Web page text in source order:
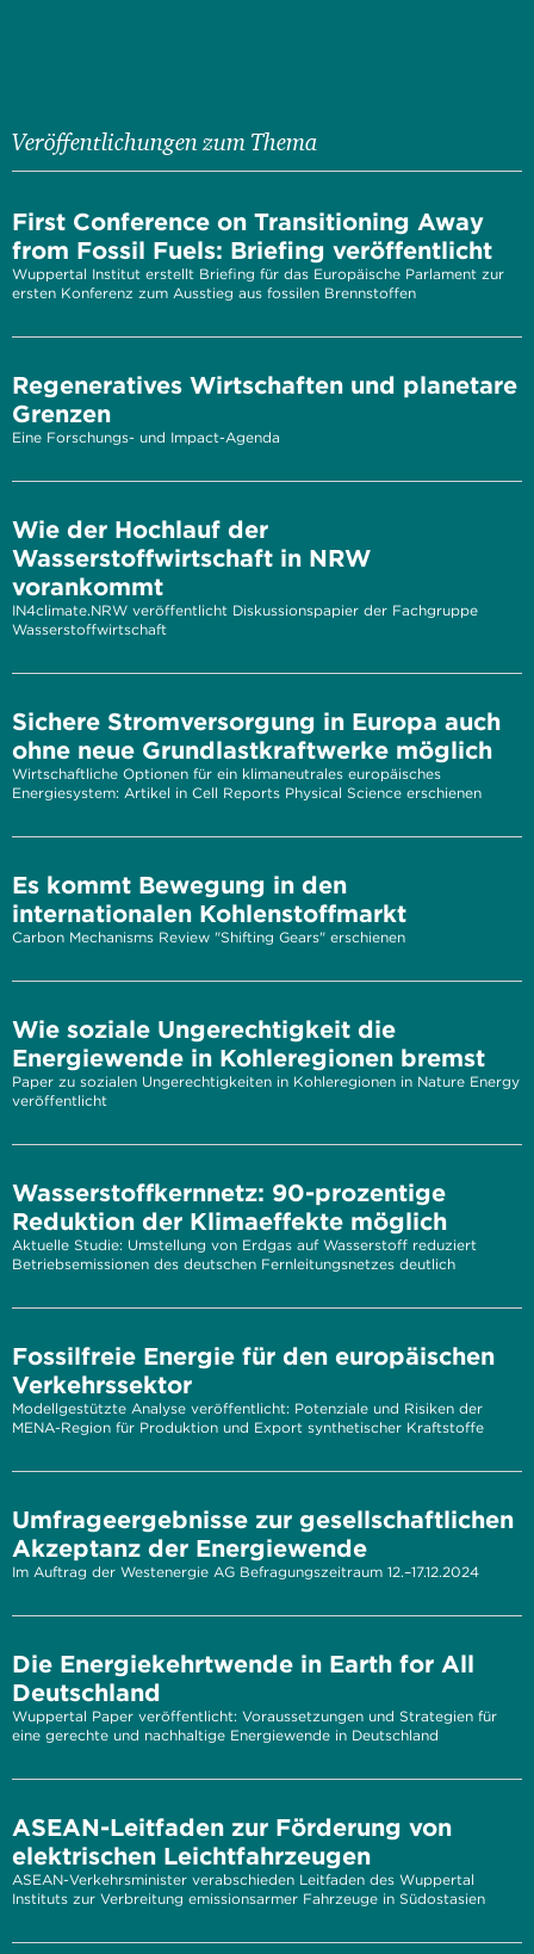
Veröffentlichungen zum Thema
First Conference on Transitioning Away
from Fossil Fuels: Briefing veröffentlicht
Wuppertal Institut erstellt Briefing für das Europäische Parlament zur
ersten Konferenz zum Ausstieg aus fossilen Brennstoffen
Regeneratives Wirtschaften und planetare
Grenzen
Eine Forschungs- und Impact-Agenda
Wie der Hochlauf der
Wasserstoffwirtschaft in NRW
vorankommt
IN4climate.NRW veröffentlicht Diskussionspapier der Fachgruppe
Wasserstoffwirtschaft
Sichere Stromversorgung in Europa auch
ohne neue Grundlastkraftwerke möglich
Wirtschaftliche Optionen für ein klimaneutrales europäisches
Energiesystem: Artikel in Cell Reports Physical Science erschienen
Es kommt Bewegung in den
internationalen Kohlenstoffmarkt
Carbon Mechanisms Review "Shifting Gears" erschienen
Wie soziale Ungerechtigkeit die
Energiewende in Kohleregionen bremst
Paper zu sozialen Ungerechtigkeiten in Kohleregionen in Nature Energy
veröffentlicht
Wasserstoffkernnetz: 90-prozentige
Reduktion der Klimaeffekte möglich
Aktuelle Studie: Umstellung von Erdgas auf Wasserstoff reduziert
Betriebsemissionen des deutschen Fernleitungsnetzes deutlich
Fossilfreie Energie für den europäischen
Verkehrssektor
Modellgestützte Analyse veröffentlicht: Potenziale und Risiken der
MENA-Region für Produktion und Export synthetischer Kraftstoffe
Umfrageergebnisse zur gesellschaftlichen
Akzeptanz der Energiewende
Im Auftrag der Westenergie AG Befragungszeitraum 12.–17.12.2024
Die Energiekehrtwende in Earth for All
Deutschland
Wuppertal Paper veröffentlicht: Voraussetzungen und Strategien für
eine gerechte und nachhaltige Energiewende in Deutschland
ASEAN-Leitfaden zur Förderung von
elektrischen Leichtfahrzeugen
ASEAN-Verkehrsminister verabschieden Leitfaden des Wuppertal
Instituts zur Verbreitung emissionsarmer Fahrzeuge in Südostasien